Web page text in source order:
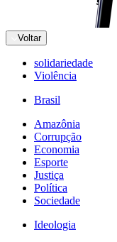
Voltar
solidariedade
Violência
Brasil
Amazônia
Corrupção
Economia
Esporte
Justiça
Política
Sociedade
Ideologia